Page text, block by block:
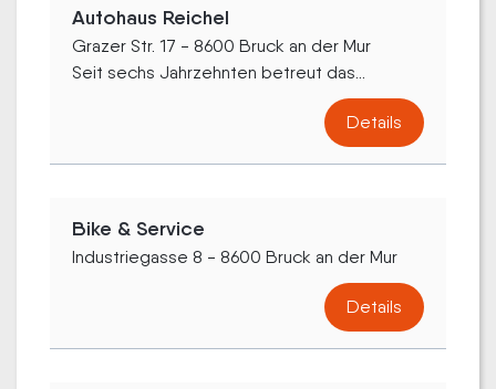
Autohaus Reichel
Grazer Str. 17 - 8600 Bruck an der Mur
Seit sechs Jahrzehnten betreut das...
Details
Bike & Service
Industriegasse 8 - 8600 Bruck an der Mur
Details